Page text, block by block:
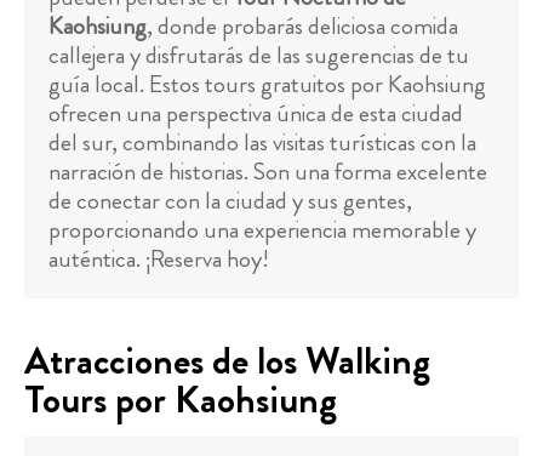
Kaohsiung, donde probarás deliciosa comida
callejera y disfrutarás de las sugerencias de tu
guía local. Estos tours gratuitos por Kaohsiung
ofrecen una perspectiva única de esta ciudad
del sur, combinando las visitas turísticas con la
narración de historias. Son una forma excelente
de conectar con la ciudad y sus gentes,
proporcionando una experiencia memorable y
auténtica. ¡Reserva hoy!
Atracciones de los Walking
Tours por Kaohsiung